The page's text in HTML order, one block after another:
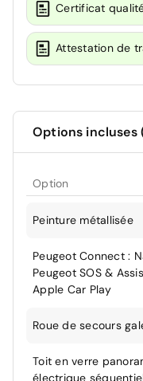
Certificat
Attestation de
Options incluses
Option
Peinture métallisée
Peugeot Connect :
Peugeot SOS &
Apple Car Play
Roue de secours
Toit en verre
électrique